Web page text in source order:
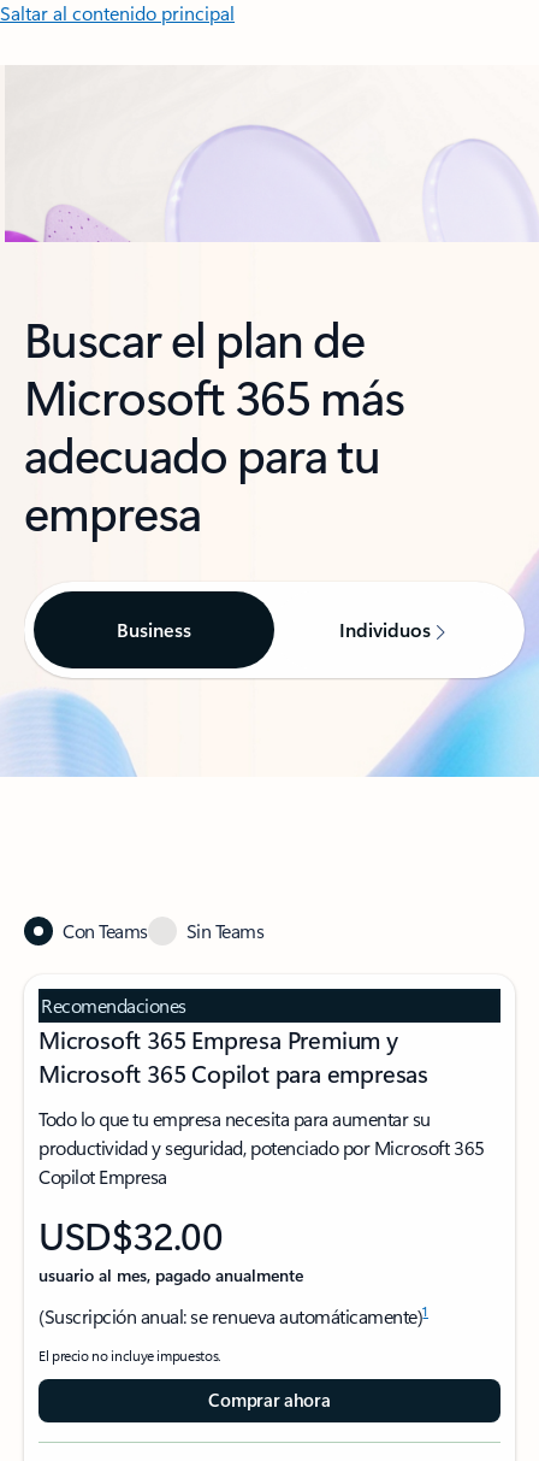
Saltar al contenido principal
Buscar el plan de
Microsoft 365 más
adecuado para tu
empresa
Business Individuos
Con Teams Sin Teams
Recomendaciones
Microsoft 365 Empresa Premium y
Microsoft 365 Copilot para empresas
Todo lo que tu empresa necesita para aumentar su
productividad y seguridad, potenciado por Microsoft 365
Copilot Empresa
USD$32.00
usuario al mes, pagado anualmente
(Suscripción anual: se renueva automáticamente)1
El precio no incluye impuestos.
Comprar ahora